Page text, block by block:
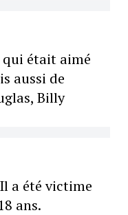
était aimé
aussi de
Billy
a été victime
ans.